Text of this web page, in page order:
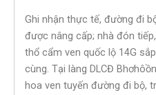
Ghi nhận thực tế, đường đi
được nâng cấp; nhà đón
thổ cẩm ven quốc lộ 14G
cùng. Tại làng DLCĐ
hoa ven tuyến đường đi bộ,